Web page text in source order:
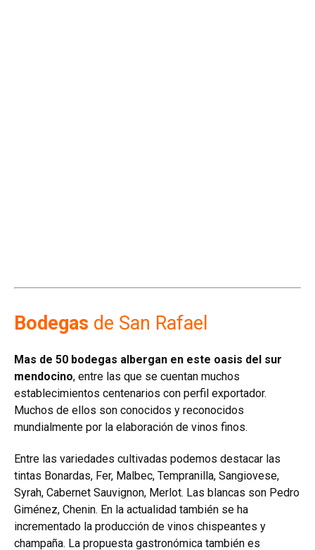
Bodegas de San Rafael
Mas de 50 bodegas albergan en este oasis del sur
mendocino, entre las que se cuentan muchos
establecimientos centenarios con perfil exportador.
Muchos de ellos son conocidos y reconocidos
mundialmente por la elaboración de vinos finos.
Entre las variedades cultivadas podemos destacar las
tintas Bonardas, Fer, Malbec, Tempranilla, Sangiovese,
Syrah, Cabernet Sauvignon, Merlot. Las blancas son Pedro
Giménez, Chenin. En la actualidad también se ha
incrementado la producción de vinos chispeantes y
champaña. La propuesta gastronómica también es